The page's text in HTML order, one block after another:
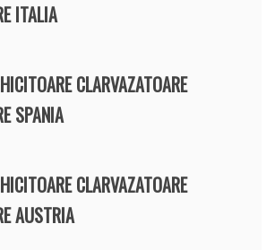
ITALIA
CLARVAZATOARE
SPANIA
CLARVAZATOARE
AUSTRIA